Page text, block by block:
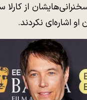
از
اشاره‌ای نکردند.